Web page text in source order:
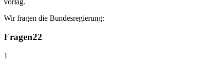
vorlag.
Wir fragen die Bundesregierung:
Fragen22
1